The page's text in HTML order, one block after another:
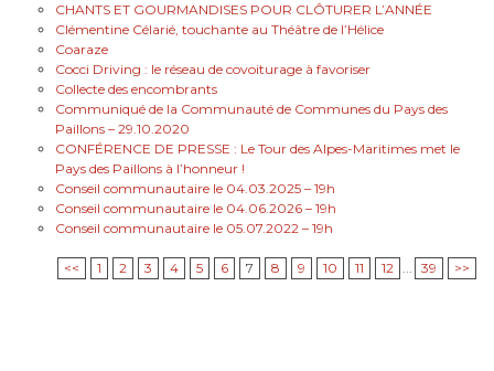
CHANTS ET GOURMANDISES POUR CLÔTURER L’ANNÉE
Clémentine Célarié, touchante au Théâtre de l’Hélice
Coaraze
Cocci Driving : le réseau de covoiturage à favoriser
Collecte des encombrants
Communiqué de la Communauté de Communes du Pays des
Paillons – 29.10.2020
CONFÉRENCE DE PRESSE : Le Tour des Alpes-Maritimes met le
Pays des Paillons à l’honneur !
Conseil communautaire le 04.03.2025 – 19h
Conseil communautaire le 04.06.2026 – 19h
Conseil communautaire le 05.07.2022 – 19h
<< 1 2 3 4 5 6 7 8 9 10 11 12 ... 39 >>